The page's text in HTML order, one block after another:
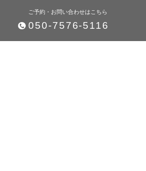
ご予約・お問い合わせはこちら
050-7576-5116